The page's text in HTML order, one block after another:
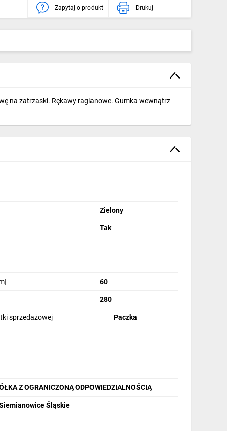
Zapytaj o produkt Drukuj
na zatrzaski. Rękawy raglanowe. Gumka wewnątrz
Zielony
Tak
60
280
sprzedażowej Paczka
Z OGRANICZONĄ ODPOWIEDZIALNOŚCIĄ
Śląskie